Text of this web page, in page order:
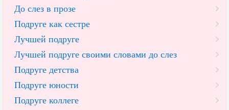
До слез в прозе
Подруге как сестре
Лучшей подруге
Лучшей подруге своими словами до слез
Подруге детства
Подруге юности
Подруге коллеге